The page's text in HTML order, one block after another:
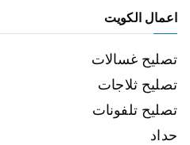
اعمال الكويت
تصليح غسالات
تصليح ثلاجات
تصليح تلفونات
حداد